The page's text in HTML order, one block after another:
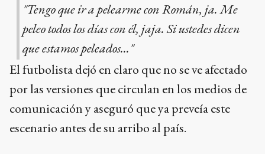
"Tengo que ir a pelearme con Román, ja. Me
peleo todos los días con él, jaja. Si ustedes dicen
que estamos peleados..."
El futbolista dejó en claro que no se ve afectado
por las versiones que circulan en los medios de
comunicación y aseguró que ya preveía este
escenario antes de su arribo al país.